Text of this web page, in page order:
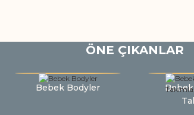
ÖNE ÇIKANLAR
Bebek Bodyler